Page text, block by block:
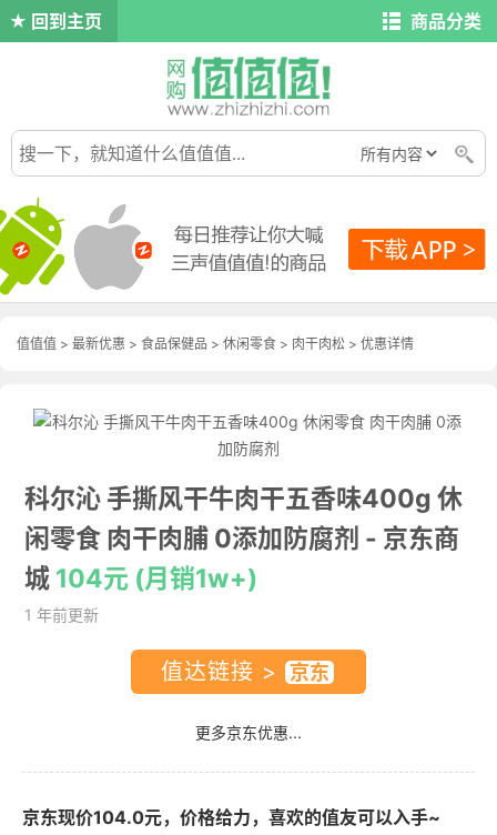
回到主页 商品分类
值值值 > 最新优惠 > 食品保健品 > 休闲零食 > 肉干肉松 > 优惠详情
科尔沁 手撕风干牛肉干五香味400g 休
闲零食 肉干肉脯 0添加防腐剂 - 京东商
城 104元 (月销1w+)
1 年前更新
值达链接 >
更多京东优惠...
京东现价104.0元，价格给力，喜欢的值友可以入手~